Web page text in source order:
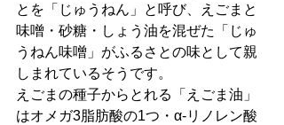
とを「じゅうねん」と呼び、えごまと
味噌・砂糖・しょう油を混ぜた「じゅ
うねん味噌」がふるさとの味として親
しまれているそうです。
えごまの種子からとれる「えごま油」
はオメガ3脂肪酸の1つ・α-リノレン酸